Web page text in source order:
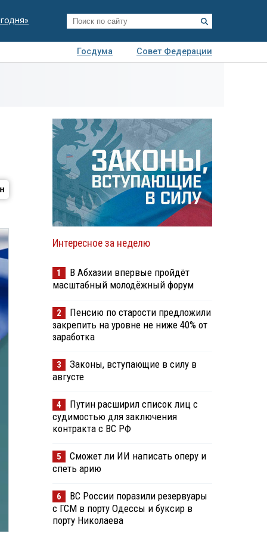
Госдума
Совет Федерации
Интересное за неделю
1
В Абхазии впервые пройдёт
масштабный молодёжный форум
2
Пенсию по старости предложили
закрепить на уровне не ниже 40% от
заработка
3
Законы, вступающие в силу в
августе
4
Путин расширил список лиц с
судимостью для заключения
контракта с ВС РФ
5
Сможет ли ИИ написать оперу и
спеть арию
6
ВС России поразили резервуары
с ГСМ в порту Одессы и буксир в
порту Николаева